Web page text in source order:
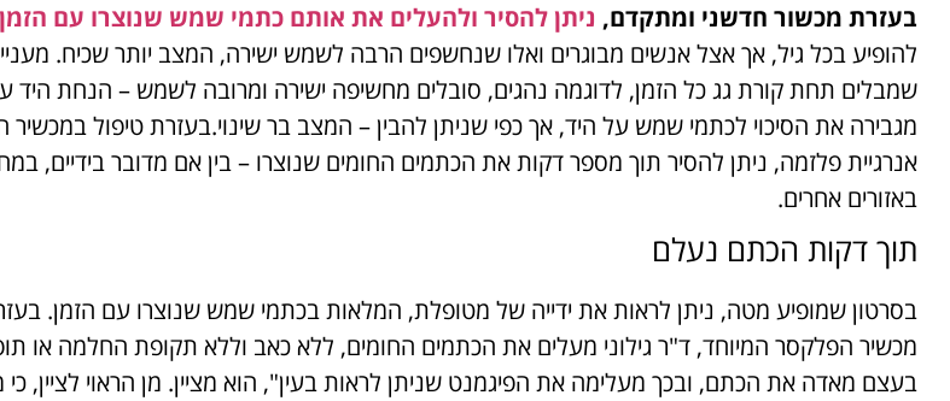
בעזרת מכשור חדשני ומתקדם, ניתן להסיר ולהעלים את אותם כתמי שמש שנוצרו עם הזמן
להופיע בכל גיל, אך אצל אנשים מבוגרים ואלו שנחשפים הרבה לשמש ישירה, המצב יותר שכיח.
שמבלים תחת קורת גג כל הזמן, לדוגמה נהגים, סובלים מחשיפה ישירה ומרובה לשמש – הנחת היד
מגבירה את הסיכוי לכתמי שמש על היד, אך כפי שניתן להבין – המצב בר שינוי.בעזרת טיפול במכשיר
אנרגיית פלזמה, ניתן להסיר תוך מספר דקות את הכתמים החומים שנוצרו – בין אם מדובר בידיים,
באזורים אחרים.
תוך דקות הכתם נעלם
בסרטון שמופיע מטה, ניתן לראות את ידייה של מטופלת, המלאות בכתמי שמש שנוצרו עם הזמן.
מכשיר הפלקסר המיוחד, ד"ר גילוני מעלים את הכתמים החומים, ללא כאב וללא תקופת החלמה או
בעצם מאדה את הכתם, ובכך מעלימה את הפיגמנט שניתן לראות בעין", הוא מציין. מן הראוי לציין,